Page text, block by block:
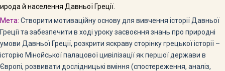
й населення Давньої Греції.
Мета: Створити мотиваційну основу для вивчення історії Давньої
Греції та забезпечити в ході уроку засвоєння знань про природні
умови Давньої Греції, розкрити яскраву сторінку грецької історії –
історію Мінойської палацової цивілізації як першої держави в
Європі, розвивати дослідницькі вміння (спостереження, аналіз,